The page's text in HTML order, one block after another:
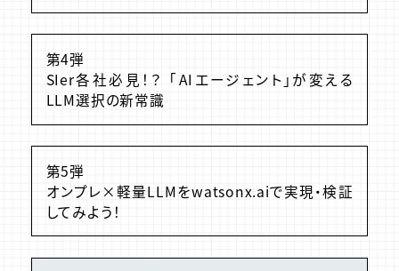
第4弾
SIer各社必見！？ 「AIエージェント」が変える
LLM選択の新常識
第5弾
オンプレ×軽量LLMをwatsonx.aiで実現・検証
してみよう！